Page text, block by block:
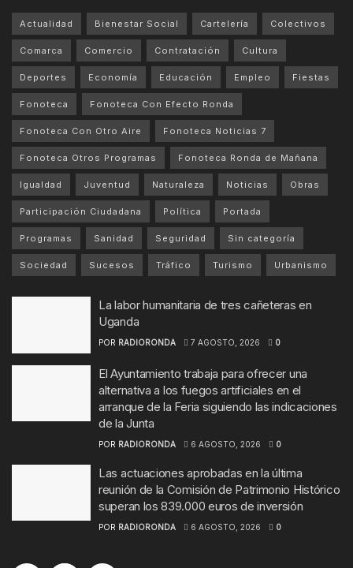
Actualidad Bienestar Social Cartelería Colectivos
Comarca Comercio Contratación Cultura
Deportes Economía Educación Empleo Fiestas
Fonoteca Fonoteca Con Efecto Ronda
Fonoteca Con Otro Aire Fonoteca Noticias 7
Fonoteca Otros Programas Fonoteca Ronda de Mañana
Igualdad Juventud Naturaleza Noticias Obras
Participación Ciudadana Política Portada
Programas Sanidad Seguridad Sin categoría
Sociedad Sucesos Tráfico Turismo Urbanismo
La labor humanitaria de tres cañeteras en
Uganda
POR RADIORONDA 7 AGOSTO, 2026 0
El Ayuntamiento trabaja para ofrecer una
alternativa a los fuegos artificiales en el
arranque de la Feria siguiendo las indicaciones
de la Junta
POR RADIORONDA 6 AGOSTO, 2026 0
Las actuaciones aprobadas en la última
reunión de la Comisión de Patrimonio Histórico
superan los 839.000 euros de inversión
POR RADIORONDA 6 AGOSTO, 2026 0